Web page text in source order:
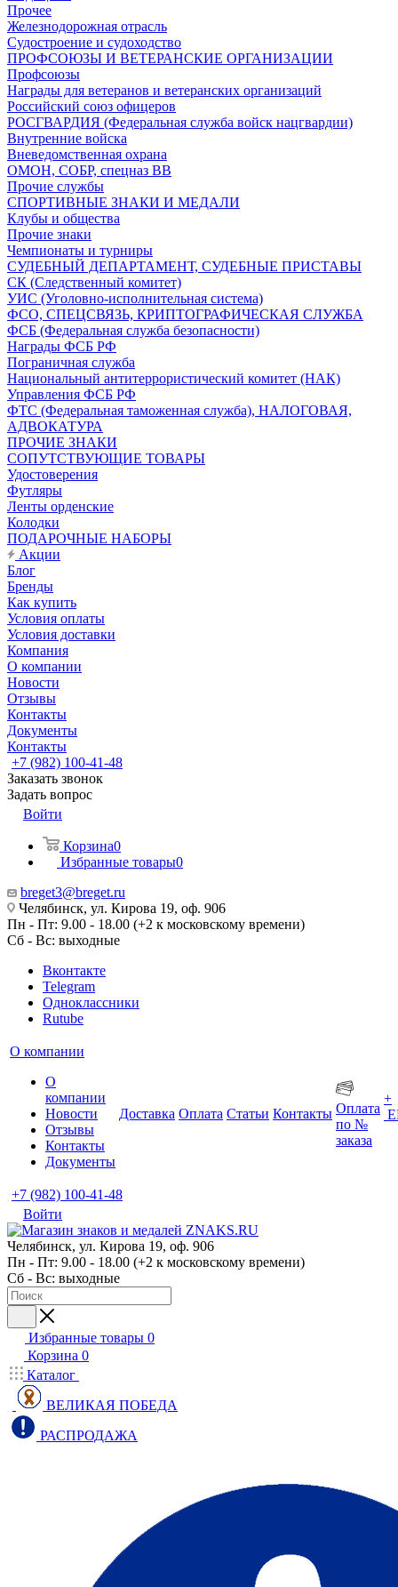
Прочее
Железнодорожная отрасль
Судостроение и судоходство
ПРОФСОЮЗЫ И ВЕТЕРАНСКИЕ ОРГАНИЗАЦИИ
Профсоюзы
Награды для ветеранов и ветеранских организаций
Российский союз офицеров
РОСГВАРДИЯ (Федеральная служба войск нацгвардии)
Внутренние войска
Вневедомственная охрана
ОМОН, СОБР, спецназ ВВ
Прочие службы
СПОРТИВНЫЕ ЗНАКИ И МЕДАЛИ
Клубы и общества
Прочие знаки
Чемпионаты и турниры
СУДЕБНЫЙ ДЕПАРТАМЕНТ, СУДЕБНЫЕ ПРИСТАВЫ
СК (Следственный комитет)
УИС (Уголовно-исполнительная система)
ФСО, СПЕЦСВЯЗЬ, КРИПТОГРАФИЧЕСКАЯ СЛУЖБА
ФСБ (Федеральная служба безопасности)
Награды ФСБ РФ
Пограничная служба
Национальный антитеррористический комитет (НАК)
Управления ФСБ РФ
ФТС (Федеральная таможенная служба), НАЛОГОВАЯ,
АДВОКАТУРА
ПРОЧИЕ ЗНАКИ
СОПУТСТВУЮЩИЕ ТОВАРЫ
Удостоверения
Футляры
Ленты орденские
Колодки
ПОДАРОЧНЫЕ НАБОРЫ
Акции
Блог
Бренды
Как купить
Условия оплаты
Условия доставки
Компания
О компании
Новости
Отзывы
Контакты
Документы
Контакты
+7 (982) 100-41-48
Заказать звонок
Задать вопрос
Войти
Корзина0
Избранные товары0
breget3@breget.ru
Челябинск, ул. Кирова 19, оф. 906
Пн - Пт: 9.00 - 18.00 (+2 к московскому времени)
Сб - Вс: выходные
Вконтакте
Telegram
Одноклассники
Rutube
О компании
О
компании
Новости
Отзывы
Контакты
Документы
Доставка Оплата Статьи Контакты Оплата
по №
заказа
+
+7 (982) 100-41-48
Войти
Челябинск, ул. Кирова 19, оф. 906
Пн - Пт: 9.00 - 18.00 (+2 к московскому времени)
Сб - Вс: выходные
Избранные товары 0
Корзина 0
Каталог
ВЕЛИКАЯ ПОБЕДА
РАСПРОДАЖА